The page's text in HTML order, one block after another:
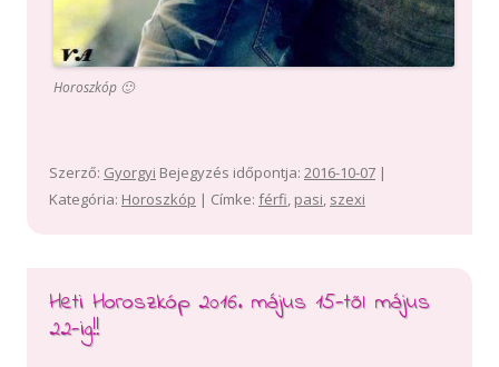
Horoszkóp 🙂
Szerző: Gyorgyi Bejegyzés időpontja: 2016-10-07 |
Kategória: Horoszkóp | Címke: férfi, pasi, szexi
Heti Horoszkóp 2016. május 15-től május
22-ig!!